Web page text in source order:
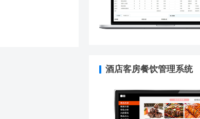
酒店客房餐饮管理系统